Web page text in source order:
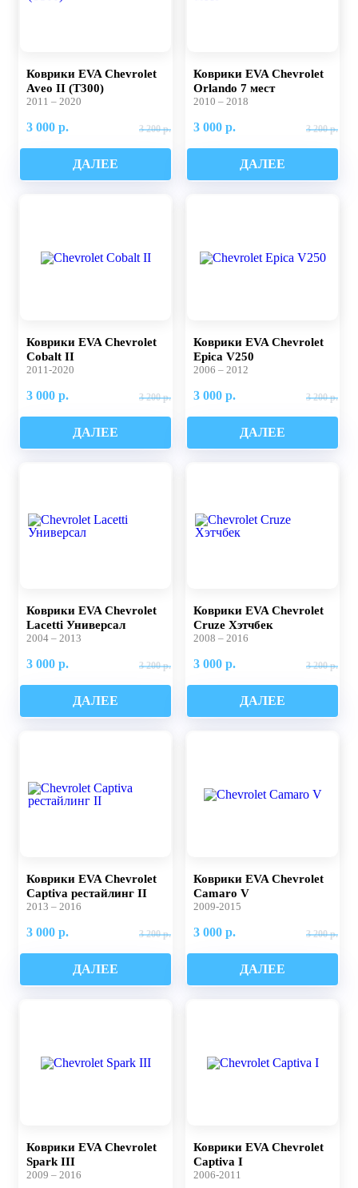
Коврики EVA Chevrolet
Aveo II (T300)
2011 – 2020
3 000 р. 3 200 р.
ДАЛЕЕ
Коврики EVA Chevrolet
Orlando 7 мест
2010 – 2018
3 000 р. 3 200 р.
ДАЛЕЕ
Коврики EVA Chevrolet
Cobalt II
2011-2020
3 000 р. 3 200 р.
ДАЛЕЕ
Коврики EVA Chevrolet
Epica V250
2006 – 2012
3 000 р. 3 200 р.
ДАЛЕЕ
Коврики EVA Chevrolet
Lacetti Универсал
2004 – 2013
3 000 р. 3 200 р.
ДАЛЕЕ
Коврики EVA Chevrolet
Cruze Хэтчбек
2008 – 2016
3 000 р. 3 200 р.
ДАЛЕЕ
Коврики EVA Chevrolet
Captiva рестайлинг II
2013 – 2016
3 000 р. 3 200 р.
ДАЛЕЕ
Коврики EVA Chevrolet
Camaro V
2009-2015
3 000 р. 3 200 р.
ДАЛЕЕ
Коврики EVA Chevrolet
Spark III
2009 – 2016
Коврики EVA Chevrolet
Captiva I
2006-2011